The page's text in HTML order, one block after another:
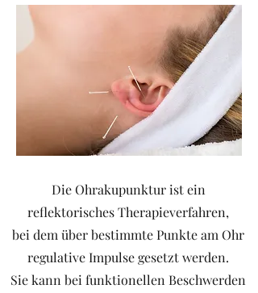
Die Ohrakupunktur ist ein
reflektorisches Therapieverfahren,
bei dem über bestimmte Punkte am Ohr
regulative Impulse gesetzt werden.
Sie kann bei funktionellen Beschwerden